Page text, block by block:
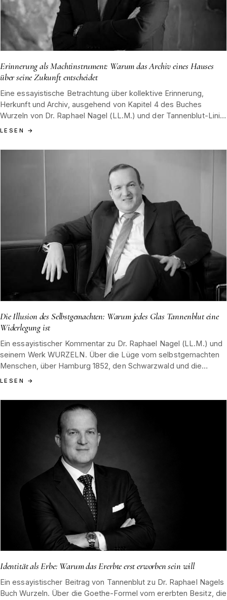
Erinnerung als Machtinstrument: Warum das Archiv eines Hauses
über seine Zukunft entscheidet
Eine essayistische Betrachtung über kollektive Erinnerung,
Herkunft und Archiv, ausgehend von Kapitel 4 des Buches
Wurzeln von Dr. Raphael Nagel (LL.M.) und der Tannenblut-Linie
aus dem Schwarzwald seit Hamburg 1852.
LESEN →
Die Illusion des Selbstgemachten: Warum jedes Glas Tannenblut eine
Widerlegung ist
Ein essayistischer Kommentar zu Dr. Raphael Nagel (LL.M.) und
seinem Werk WURZELN. Über die Lüge vom selbstgemachten
Menschen, über Hamburg 1852, den Schwarzwald und die
Tannenblut-Tradition als Gegenbeweis zur Pose der radikalen
LESEN →
Identität als Erbe: Warum das Ererbte erst erworben sein will
Ein essayistischer Beitrag von Tannenblut zu Dr. Raphael Nagels
Buch Wurzeln. Über die Goethe-Formel vom ererbten Besitz, die